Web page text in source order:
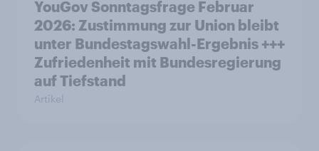
YouGov Sonntagsfrage Februar
2026: Zustimmung zur Union bleibt
unter Bundestagswahl-Ergebnis +++
Zufriedenheit mit Bundesregierung
auf Tiefstand
Artikel